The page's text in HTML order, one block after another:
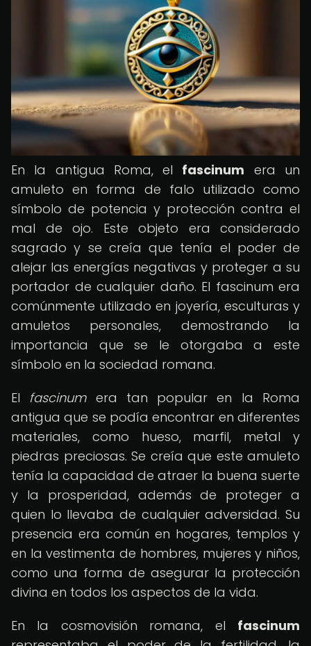
En la antigua Roma, el fascinum era un
amuleto en forma de falo utilizado como
símbolo de potencia y protección contra el
mal de ojo. Este objeto era considerado
sagrado y se creía que tenía el poder de
alejar las energías negativas y proteger a su
portador de cualquier daño. El fascinum era
comúnmente utilizado en joyería, esculturas y
amuletos personales, demostrando la
importancia que se le otorgaba a este
símbolo en la sociedad romana.
El fascinumera tan popular en la Roma
antigua que se podía encontrar en diferentes
materiales, como hueso, marfil, metal y
piedras preciosas. Se creía que este amuleto
tenía la capacidad de atraer la buena suerte
y la prosperidad, además de proteger a
quien lo llevaba de cualquier adversidad. Su
presencia era común en hogares, templos y
en la vestimenta de hombres, mujeres y niños,
como una forma de asegurar la protección
divina en todos los aspectos de la vida.
En la cosmovisión romana, el fascinum